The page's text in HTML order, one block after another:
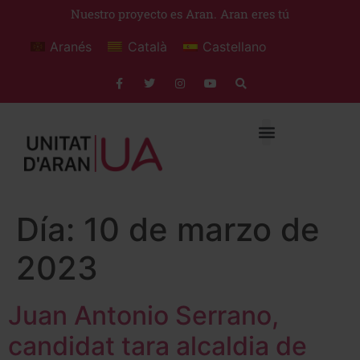
Nuestro proyecto es Aran. Aran eres tú
Aranés Català Castellano
Día: 10 de marzo de
2023
Juan Antonio Serrano,
candidat tara alcaldia de